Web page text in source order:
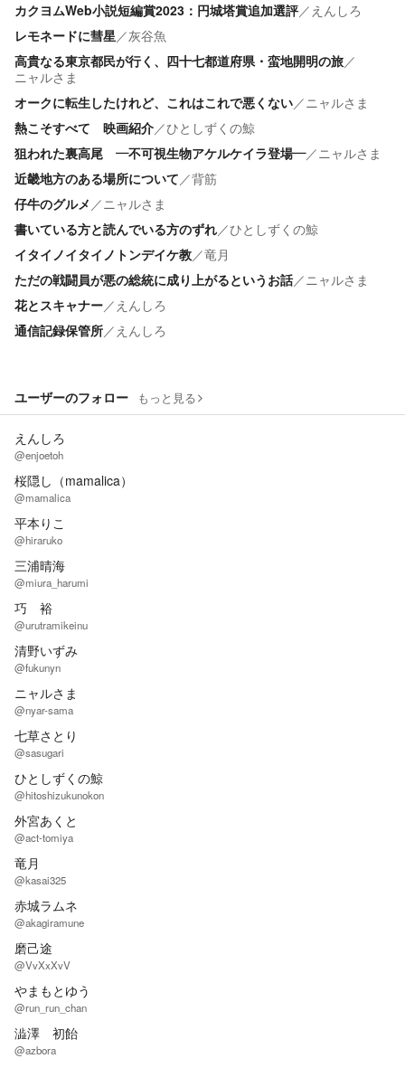
カクヨムWeb小説短編賞2023：円城塔賞追加選評／ えんしろ
レモネードに彗星／灰谷魚
高貴なる東京都民が行く、四十七都道府県・蛮地開明の旅／
ニャルさま
オークに転生したけれど、これはこれで悪くない／ニャルさま
熱こそすべて 映画紹介／ひとしずくの鯨
狙われた裏高尾 ―不可視生物アケルケイラ登場―／ニャルさま
近畿地方のある場所について／背筋
仔牛のグルメ ／ニャルさま
書いている方と読んでいる方のずれ／ひとしずくの鯨
イタイノイタイノトンデイケ教／竜月
ただの戦闘員が悪の総統に成り上がるというお話／ニャルさま
花とスキャナー／ えんしろ
通信記録保管所／ えんしろ
ユーザーのフォロー もっと見る
えんしろ
@enjoetoh
桜隠し（mamalica）
@mamalica
平本りこ
@hiraruko
三浦晴海
@miura_harumi
巧 裕
@urutramikeinu
清野いずみ
@fukunyn
ニャルさま
@nyar-sama
七草さとり
@sasugari
ひとしずくの鯨
@hitoshizukunokon
外宮あくと
@act-tomiya
竜月
@kasai325
赤城ラムネ
@akagiramune
磨己途
@VvXxXvV
やまもとゆう
@run_run_chan
澁澤 初飴
@azbora